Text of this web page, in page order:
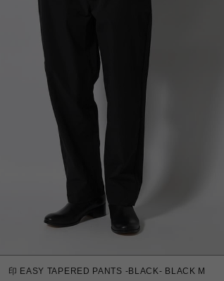
印 EASY TAPERED PANTS -BLACK- BLACK M